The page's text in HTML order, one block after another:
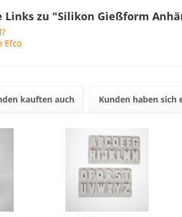
zu "Silikon Gießform
Efco
kauften auch Kunden haben sich